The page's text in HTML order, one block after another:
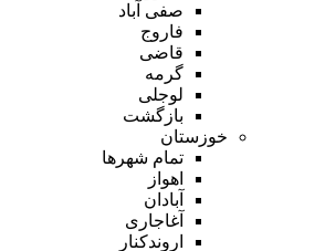
صفی آباد
فاروج
قاضی
گرمه
لوجلی
بازگشت
خوزستان
تمام شهر‌ها
اهواز
آبادان
آغاجاری
اروندکنار